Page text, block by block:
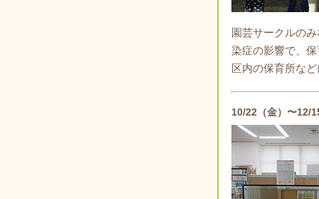
園芸サークルの
染症の影響で、
区内の保育所な
10/22（金）〜12/